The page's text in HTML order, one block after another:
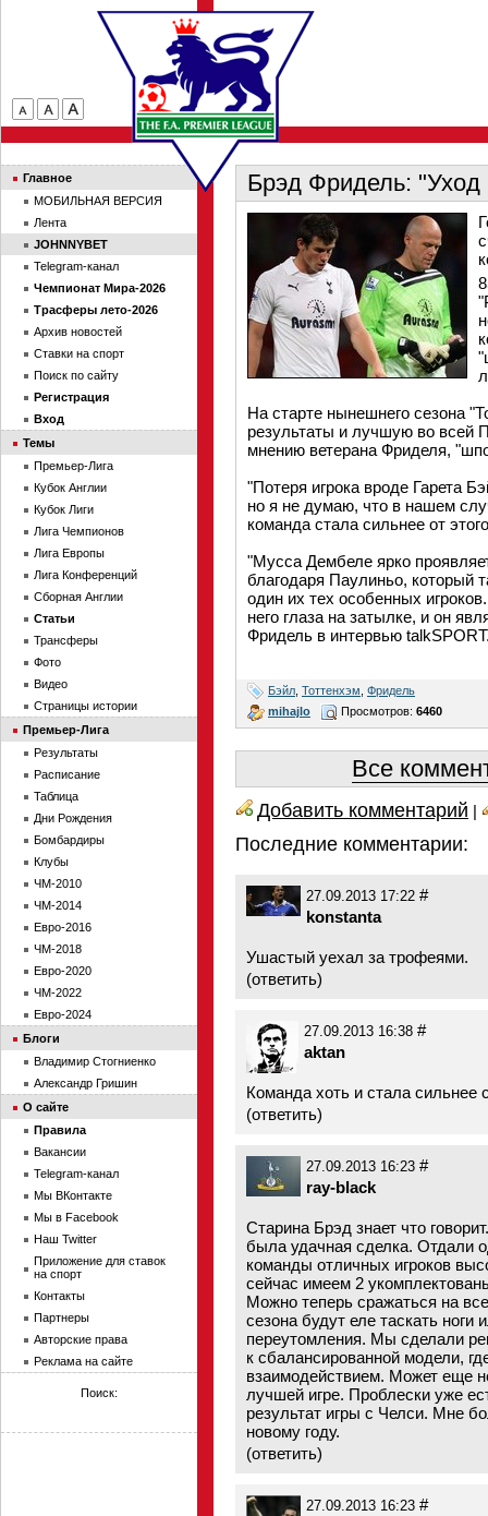
Брэд Фридель: "Уход
На старте нынешнего сезона
результаты и лучшую во всей
мнению ветерана Фриделя,
"Потеря игрока вроде Гарета
но я не думаю, что в нашем
команда стала сильнее от
"Мусса Дембеле ярко
благодаря Паулиньо, который
один их тех особенных
него глаза на затылке, и он
Фридель в интервью
Бэйл Тоттенхэм Фридель
mihajlo
Просмотров: 6460
Все
Добавить комментарий |
Последние комментарии:
27.09.2013 17:22 #
konstanta
Ушастый уехал за трофеями.
(ответить)
27.09.2013 16:38 #
aktan
Команда хоть и стала сильнее
(ответить)
27.09.2013 16:23 #
ray-black
Старина Брэд знает что
была удачная сделка. Отдали
команды отличных игроков
сейчас имеем 2
Можно теперь сражаться на
сезона будут еле таскать
переутомления. Мы сделали
к сбалансированной модели,
взаимодействием. Может еще
лучшей игре. Проблески уже
результат игры с Челси. Мне
новому году.
(ответить)
27.09.2013 16:23 #
Главное
МОБИЛЬНАЯ ВЕРСИЯ
Лента
JOHNNYBET
Telegram-канал
Чемпионат Мира-2026
Трасферы лето-2026
Архив новостей
Ставки на спорт
Поиск по сайту
Регистрация
Вход
Темы
Премьер-Лига
Кубок Англии
Кубок Лиги
Лига Чемпионов
Лига Европы
Лига Конференций
Сборная Англии
Статьи
Трансферы
Фото
Видео
Страницы истории
Премьер-Лига
Результаты
Расписание
Таблица
Дни Рождения
Бомбардиры
Клубы
ЧМ-2010
ЧМ-2014
Евро-2016
ЧМ-2018
Евро-2020
ЧМ-2022
Евро-2024
Блоги
Владимир Стогниенко
Александр Гришин
О сайте
Правила
Вакансии
Telegram-канал
Мы ВКонтакте
Мы в Facebook
Наш Twitter
Приложение для ставок
на спорт
Контакты
Партнеры
Авторские права
Реклама на сайте
Поиск: